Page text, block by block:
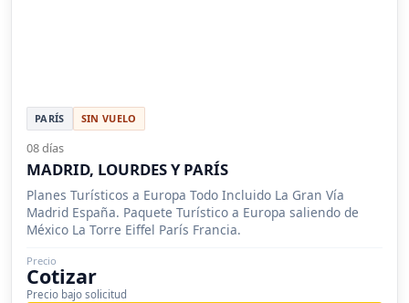
PARÍS SIN VUELO
08 días
MADRID, LOURDES Y PARÍS
Planes Turísticos a Europa Todo Incluido La Gran Vía
Madrid España. Paquete Turístico a Europa saliendo de
México La Torre Eiffel París Francia.
Precio
Cotizar
Precio bajo solicitud